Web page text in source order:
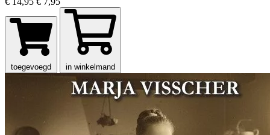
toegevoegd in winkelmand